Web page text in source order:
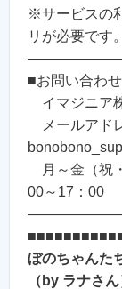
※サービスの
リが必要です。
■お問い合わせ
イマジニア
メールアド
月～金（祝
00～17：00
ぼのちゃんた
（by ラナさん